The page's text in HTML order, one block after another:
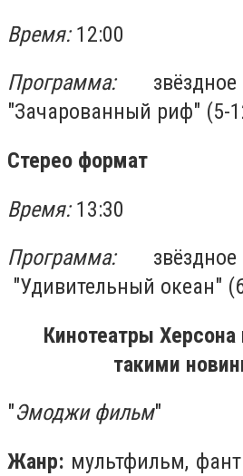
Время:12:00
Программа:
"Зачарованный риф" (5-
Стерео формат
Время:13:30
Программа:
"Удивительный океан"
Кинотеатры Херсона
такими
"Эмоджи фильм"
Жанр: мультфильм,